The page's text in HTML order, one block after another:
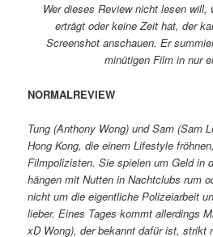
Wer dieses Review nicht lesen
erträgt oder keine Zeit hat, der
Screenshot anschauen. Er
minütigen Film in nur
NORMALREVIEW
Tung (Anthony Wong) und Sam (Sam
Hong Kong, die einem Lifestyle
Filmpolizisten. Sie spielen um Geld in
hängen mit Nutten in Nachtclubs rum
nicht um die eigentliche Polizeiarbeit
lieber. Eines Tages kommt allerdings
xD Wong), der bekannt dafür ist, strikt